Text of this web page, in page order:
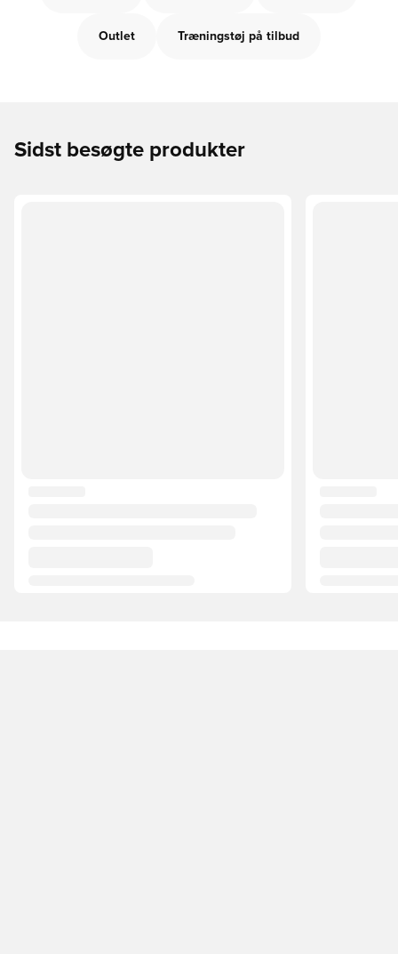
Outlet Træningstøj på tilbud
Sidst besøgte produkter